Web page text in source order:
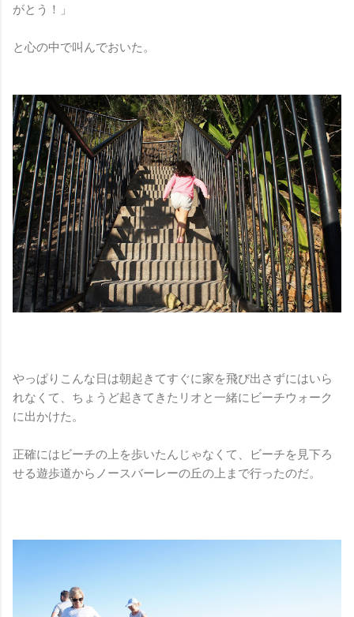
がとう！」
と心の中で叫んでおいた。
やっぱりこんな日は朝起きてすぐに家を飛び出さずにはいら
れなくて、ちょうど起きてきたリオと一緒にビーチウォーク
に出かけた。
正確にはビーチの上を歩いたんじゃなくて、ビーチを見下ろ
せる遊歩道からノースバーレーの丘の上まで行ったのだ。